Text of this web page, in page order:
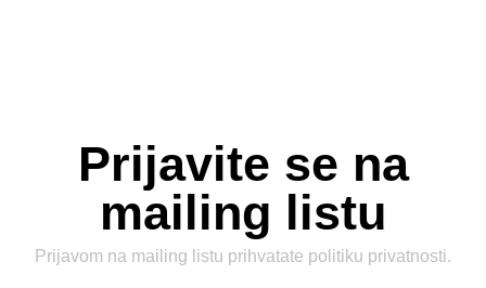
Prijavite se na
mailing listu
Prijavom na mailing listu prihvatate politiku privatnosti.